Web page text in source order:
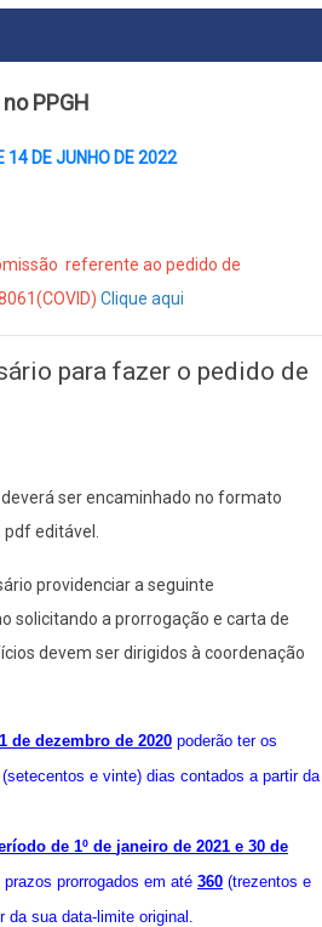
PPGH
14 DE JUNHO DE 2022
referente ao pedido de
Clique aqui
para fazer o pedido de
ser encaminhado no formato
editável.
providenciar a seguinte
solicitando a prorrogação e carta de
devem ser dirigidos à coordenação
de dezembro de 2020 poderão ter os
(setecentos e vinte) dias contados a partir da
de 1º de janeiro de 2021 e 30 de
prorrogados em até 360 (trezentos e
sua data-limite original.